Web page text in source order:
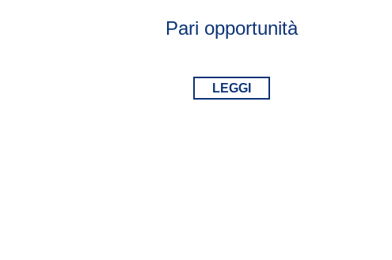
Pari opportunità
LEGGI